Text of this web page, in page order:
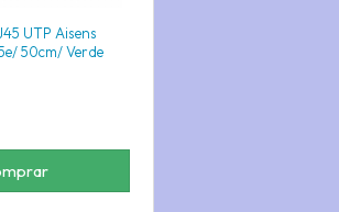
UTP Aisens
50cm/ Verde